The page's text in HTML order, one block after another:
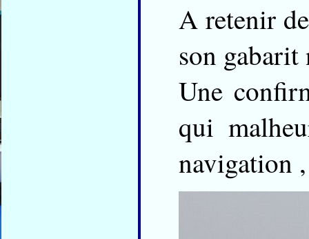
A retenir
son
Une
qui
navigation